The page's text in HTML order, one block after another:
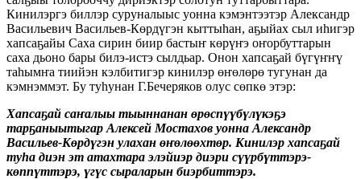
Кинилэргэ биллэр суруналыыс уонна кэмэнтээтэр Александр
Васильевич Васильев-Көрдүгэн кыттыһан, аҕыйах сыл иһигэр
хапсаҕайы Саха сирин биир бастыҥ көрүҥэ оҥорбуттарын
саха дьоно бары билэ-истэ сылдьар. Онон хапсаҕай бүгүҥҥү
таһымҥа тиийэн кэлбитигэр кинилэр өҥөлөрө тугунан да
кэмнэммэт. Бу туһунан Г.Бечеряков олус сөпкө этэр:
Хапсаҕай саҥалыы тыыннанан өрөспүүбүлүкэҕэ
тарҕаныытыгар Алексей Мостахов уонна Александр
Васильев-Көрдүгэн улахан өҥөлөөхтөр. Кинилэр хапсаҕай
туһа диэн эт атахтара элэйиэр диэри сүүрбүттэрэ-
көппүттэрэ, үгүс сыраларын биэрбиттэрэ.